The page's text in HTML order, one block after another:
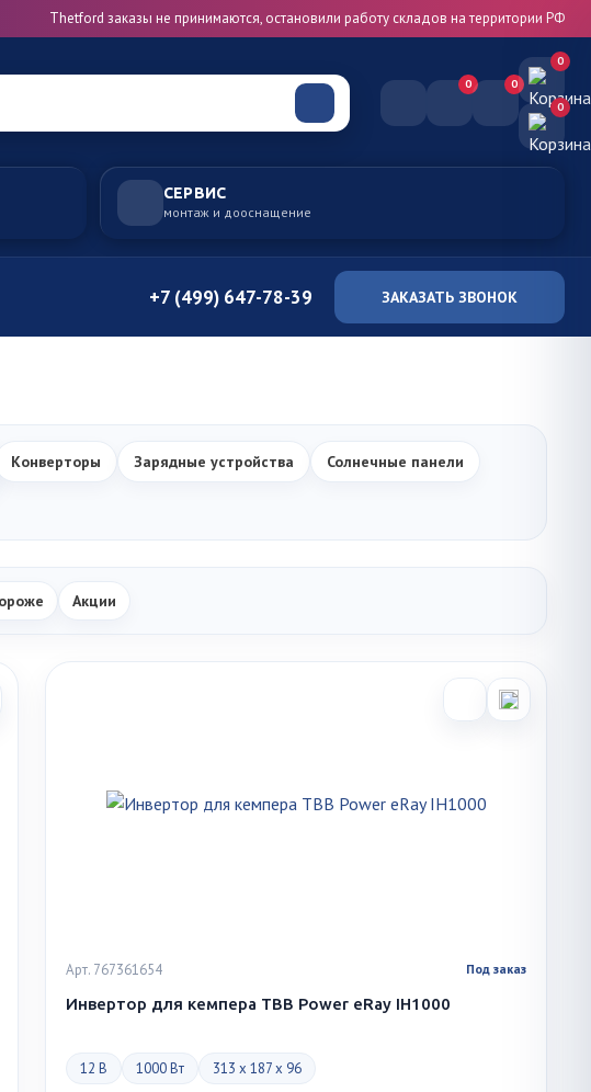
Thetford заказы не принимаются, остановили работу складов на территории РФ
0 0
0
0
СЕРВИС
монтаж и дооснащение
+7 (499) 647-78-39 ЗАКАЗАТЬ ЗВОНОК
Конверторы Зарядные устройства Солнечные панели
Акции
Арт. 767361654 Под заказ
Инвертор для кемпера TBB Power eRay IH1000
12 В 1000 Вт 313 x 187 x 96